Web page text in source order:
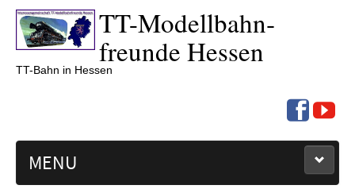
TT-Modell­bahn­
freunde Hessen
TT-Bahn in Hessen
MENU